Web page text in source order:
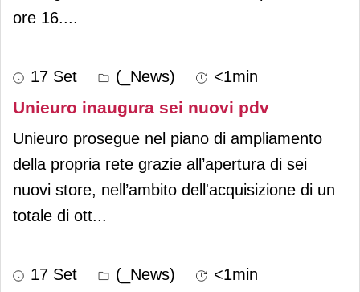
ore 16....
17 Set (_News) <1min
Unieuro inaugura sei nuovi pdv
Unieuro prosegue nel piano di ampliamento
della propria rete grazie all’apertura di sei
nuovi store, nell’ambito dell'acquisizione di un
totale di ott...
17 Set (_News) <1min